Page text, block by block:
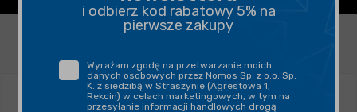
FILTROWANIE
i odbierz kod rabatowy 5% na
pierwsze zakupy
Wyrażam zgodę na przetwarzanie moich
danych osobowych przez Nomos Sp. z o.o. Sp.
K. z siedzibą w Straszynie (Agrestowa 1,
Rekcin) w celach marketingowych, w tym na
przesyłanie informacji handlowych drogą